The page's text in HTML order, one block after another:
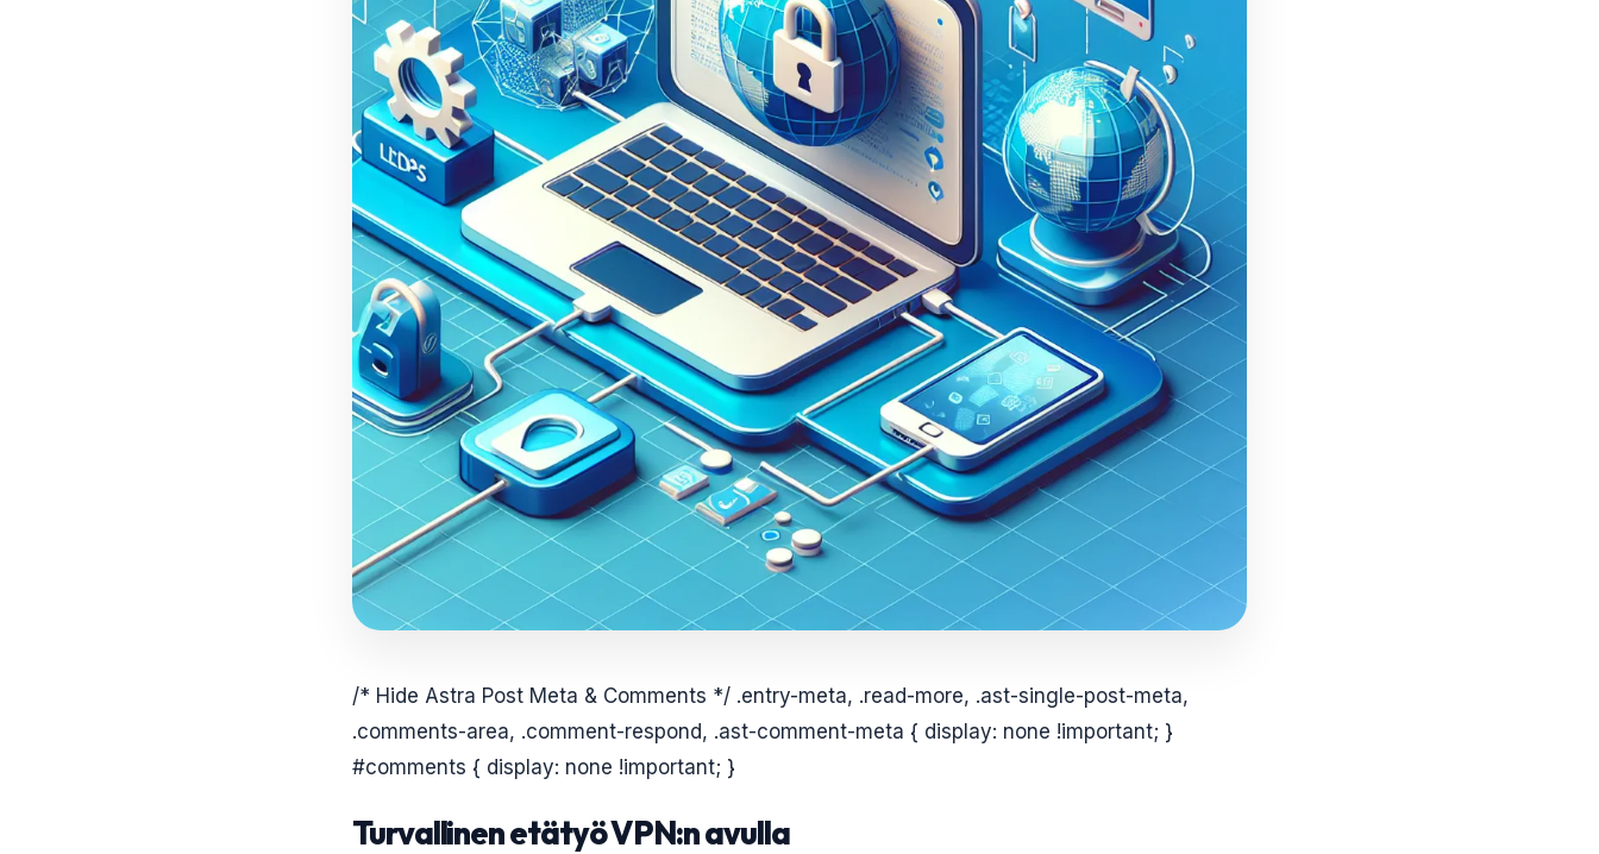
/* Hide Astra Post Meta & Comments */ .entry-meta, .read-more, .ast-single-post-meta,
.comments-area, .comment-respond, .ast-comment-meta { display: none !important; }
#comments { display: none !important; }
Turvallinen etätyö VPN:n avulla